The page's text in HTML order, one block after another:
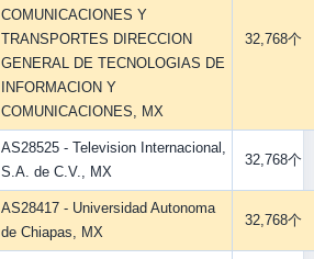
COMUNICACIONES Y
TRANSPORTES DIRECCION
GENERAL DE TECNOLOGIAS DE
INFORMACION Y
COMUNICACIONES, MX
32,768个
AS28525 - Television Internacional,
S.A. de C.V., MX
32,768个
AS28417 - Universidad Autonoma
de Chiapas, MX
32,768个